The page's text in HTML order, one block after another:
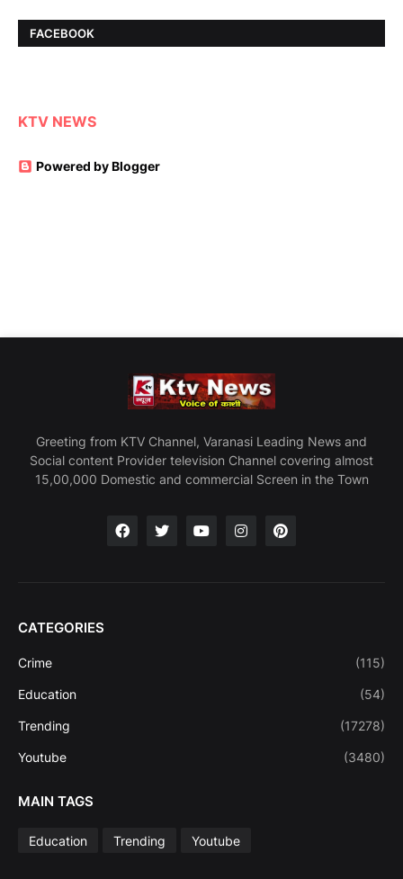
FACEBOOK
KTV NEWS
Powered by Blogger
Greeting from KTV Channel, Varanasi Leading News and
Social content Provider television Channel covering almost
15,00,000 Domestic and commercial Screen in the Town
CATEGORIES
Crime (115)
Education (54)
Trending (17278)
Youtube (3480)
MAIN TAGS
Education Trending Youtube